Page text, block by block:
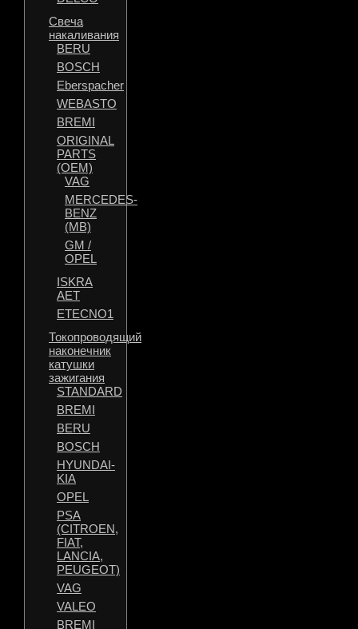
Свеча
накаливания
BERU
BOSCH
Eberspacher
WEBASTO
BREMI
ORIGINAL
PARTS
(OEM)
VAG
MERCEDES-
BENZ
(MB)
GM /
OPEL
ISKRA
AET
ETECNO1
Токопроводящий
наконечник
катушки
зажигания
STANDARD
BREMI
BERU
BOSCH
HYUNDAI-
KIA
OPEL
PSA
(CITROEN,
FIAT,
LANCIA,
PEUGEOT)
VAG
VALEO
BREMI